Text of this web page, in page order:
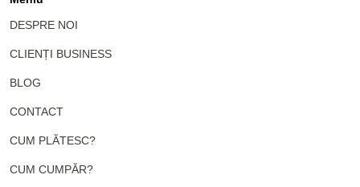
DESPRE NOI
CLIENȚI BUSINESS
BLOG
CONTACT
CUM PLĂTESC?
CUM CUMPĂR?